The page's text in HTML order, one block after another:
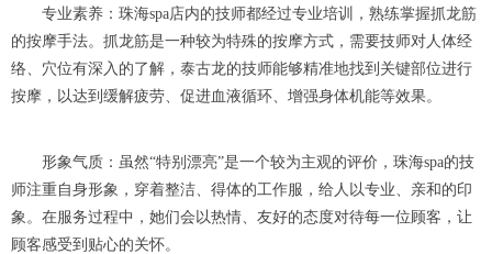
专业素养：珠海spa店内的技师都经过专业培训，熟练掌握抓龙筋
的按摩手法。抓龙筋是一种较为特殊的按摩方式，需要技师对人体经
络、穴位有深入的了解，泰古龙的技师能够精准地找到关键部位进行
按摩，以达到缓解疲劳、促进血液循环、增强身体机能等效果。
形象气质：虽然“特别漂亮”是一个较为主观的评价，珠海spa的技
师注重自身形象，穿着整洁、得体的工作服，给人以专业、亲和的印
象。在服务过程中，她们会以热情、友好的态度对待每一位顾客，让
顾客感受到贴心的关怀。